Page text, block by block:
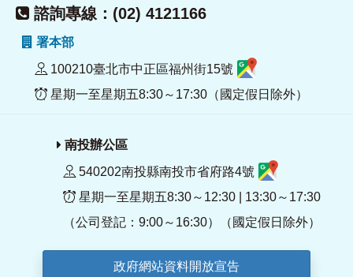
諮詢專線：(02) 4121166
署本部
100210臺北市中正區福州街15號
星期一至星期五8:30～17:30（國定假日除外）
南投辦公區
540202南投縣南投市省府路4號
星期一至星期五8:30～12:30 | 13:30～17:30
（公司登記：9:00～16:30）（國定假日除外）
政府網站資料開放宣告